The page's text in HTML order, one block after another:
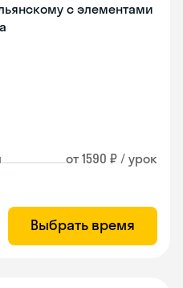
с элементами
от 1590 ₽ / урок
Выбрать время